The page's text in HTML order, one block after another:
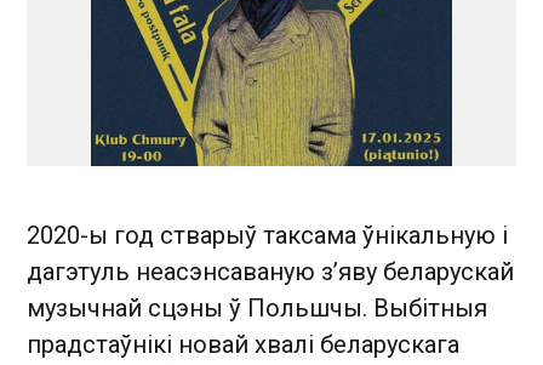
2020-ы год стварыў таксама ўнікальную і
дагэтуль неасэнсаваную з’яву беларускай
музычнай сцэны ў Польшчы. Выбітныя
прадстаўнікі новай хвалі беларускага